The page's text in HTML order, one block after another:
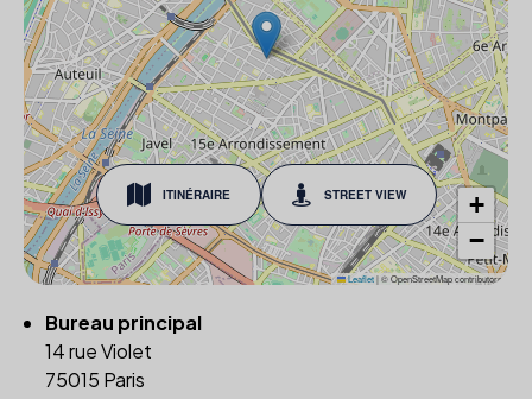
ITINÉRAIRE STREET VIEW
+
−
Leaflet|© OpenStreetMap contributors
Bureau principal
14 rue Violet
75015 Paris